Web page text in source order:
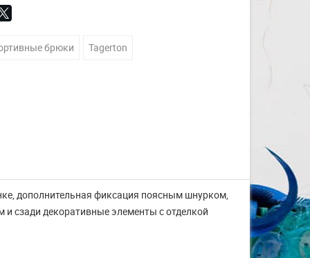
брюки Tagerton
дополнительная фиксация поясным шнурком,
сзади декоративные элементы с отделкой